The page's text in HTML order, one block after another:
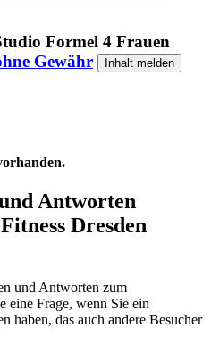
Formel 4 Frauen
Gewähr Inhalt melden
Antworten
Dresden
und Antworten zum
eine Frage, wenn Sie ein
haben, das auch andere Besucher